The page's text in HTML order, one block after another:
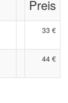
Preis
33 €
44 €